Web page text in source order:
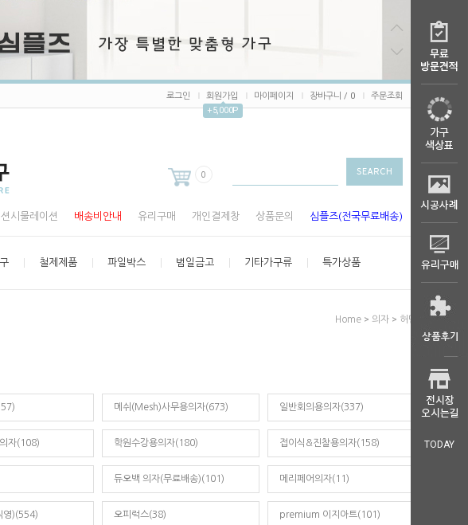
TODAY
로그인
회원가입
+5,000P
마이페이지 장바구니 / 0 주문조회
시물레이션 배송비안내 유리구매 개인결제창 상품문의 심플즈(전국무료배송)
0
철제제품 파일박스 범일금고 기타가구류 특가상품
Home > 의자 > 허먼밀러
메쉬(Mesh)사무용의자(673) 일반회의용의자(337)
자(108) 학원수강용의자(180) 접이식&진찰용의자(158)
듀오백 의자(무료배송)(101) 메리페어의자(11)
영)(554) 오피럭스(38) premium 이지아트(101)